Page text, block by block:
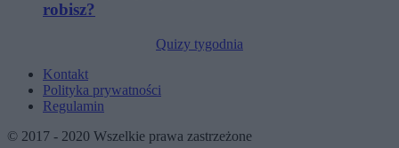
robisz?
Quizy tygodnia
Kontakt
Polityka prywatności
Regulamin
© 2017 - 2020 Wszelkie prawa zastrzeżone